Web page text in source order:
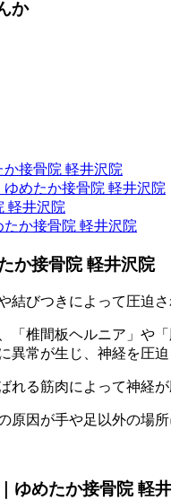
接骨院 軽井沢院
めたか接骨院 軽井沢院
軽井沢院
か接骨院 軽井沢院
か接骨院 軽井沢院
結びつきによって圧迫
「椎間板ヘルニア」や
常が生じ、神経を圧
れる筋肉によって神経
因が手や足以外の場
ゆめたか接骨院 軽